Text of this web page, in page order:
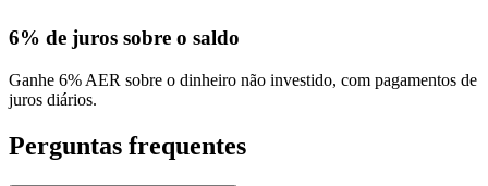
6% de juros sobre o saldo
Ganhe 6% AER sobre o dinheiro não investido, com pagamentos de
juros diários.
Perguntas frequentes